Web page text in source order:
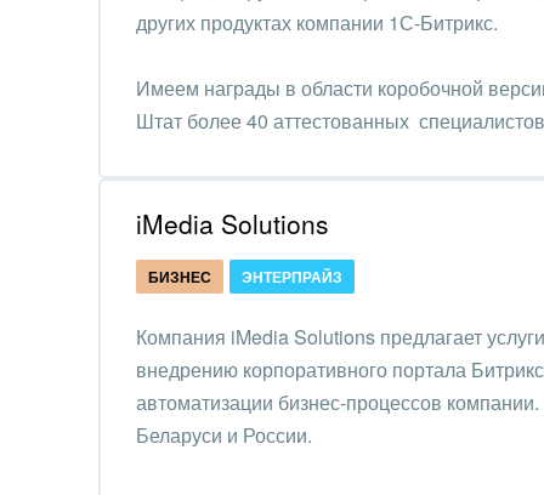
PR,
АПК
других продуктах компании 1С-Битрикс.
Имеем награды в области коробочной
Штат более 40 аттестованных
iMedia Solutions
БИЗНЕС ЭНТЕРПРАЙЗ
Компания iMedia Solutions предлагает
внедрению корпоративного портала
автоматизации бизнес-процессов
Беларуси и России.